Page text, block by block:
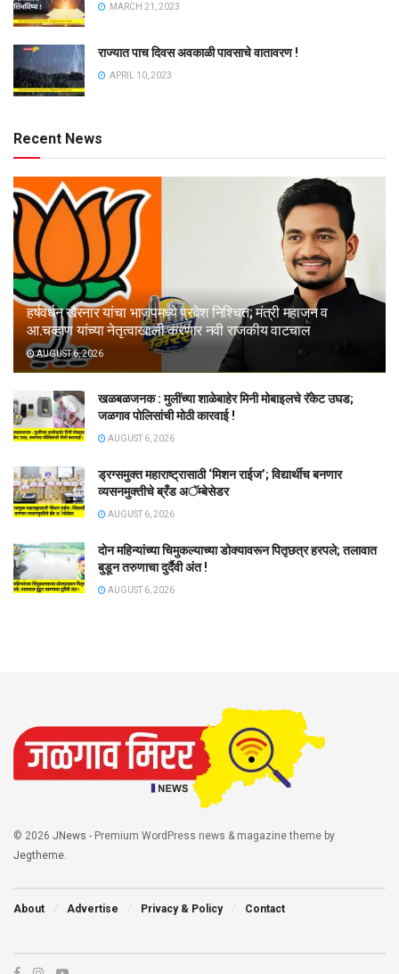
MARCH 21, 2023
राज्यात पाच दिवस अवकाळी पावसाचे वातावरण !
APRIL 10, 2023
Recent News
हर्षवर्धन खैरनार यांचा भाजपमध्ये प्रवेश निश्चित; मंत्री महाजन व
आ.चव्हाण यांच्या नेतृत्वाखाली करणार नवी राजकीय वाटचाल
AUGUST 6, 2026
खळबळजनक : मुलींच्या शाळेबाहेर मिनी मोबाइलचे रॅकेट उघड;
जळगाव पोलिसांची मोठी कारवाई !
AUGUST 6, 2026
ड्रग्समुक्त महाराष्ट्रासाठी ‘मिशन राईज’; विद्यार्थीच बनणार
व्यसनमुक्तीचे ब्रँड अॅम्बेसेडर
AUGUST 6, 2026
दोन महिन्यांच्या चिमुकल्याच्या डोक्यावरून पितृछत्र हरपले; तलावात
बुडून तरुणाचा दुर्दैवी अंत !
AUGUST 6, 2026
© 2026 JNews - Premium WordPress news & magazine theme by
Jegtheme
About Advertise Privacy & Policy Contact